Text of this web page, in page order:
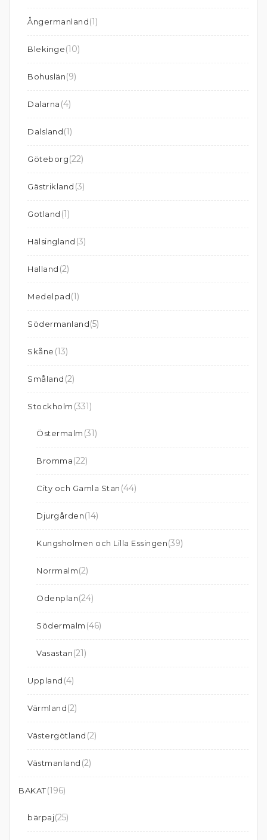
Ångermanland(1)
Blekinge(10)
Bohuslän(9)
Dalarna (4)
Dalsland(1)
Göteborg(22)
Gästrikland (3)
Gotland (1)
Hälsingland (3)
Halland (2)
Medelpad(1)
Södermanland(5)
Skåne (13)
Småland (2)
Stockholm (331)
Östermalm (31)
Bromma(22)
City och Gamla Stan (44)
Djurgården(14)
Kungsholmen och Lilla Essingen(39)
Norrmalm(2)
Odenplan(24)
Södermalm (46)
Vasastan(21)
Uppland (4)
Värmland(2)
Västergötland (2)
Västmanland (2)
BAKAT(196)
bärpaj(25)